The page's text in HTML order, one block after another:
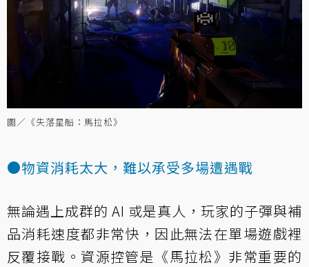
圖／《失落星船：馬拉松》
●物資消耗太大，難以承受多場遭遇戰
無論遇上成群的 AI 或是真人，玩家的子彈與補
品消耗速度都非常快，因此無法在單場遊戲裡
反覆接戰。資源控管是《馬拉松》非常重要的